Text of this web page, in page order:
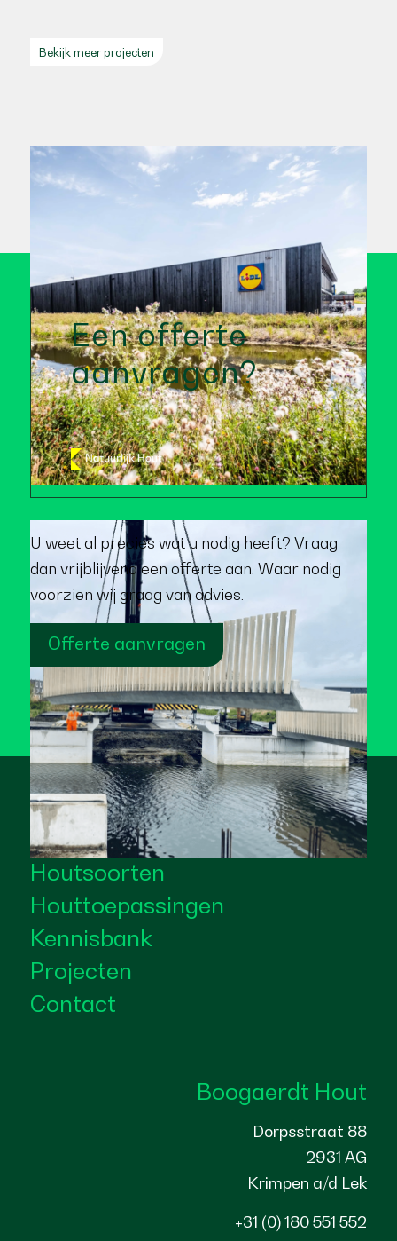
Bekijk meer projecten
Een offerte
aanvragen?
U weet al precies wat u nodig heeft? Vraag
dan vrijblijvend een offerte aan. Waar nodig
voorzien wij graag van advies.
Offerte aanvragen
Houtsoorten
Houttoepassingen
Kennisbank
Projecten
Contact
Boogaerdt Hout
Dorpsstraat 88
2931 AG
Krimpen a/d Lek
+31 (0) 180 551 552